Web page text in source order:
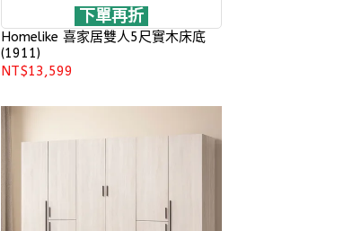
下單再折
Homelike 喜家居雙人5尺實木床底
(1911)
NT$13,599